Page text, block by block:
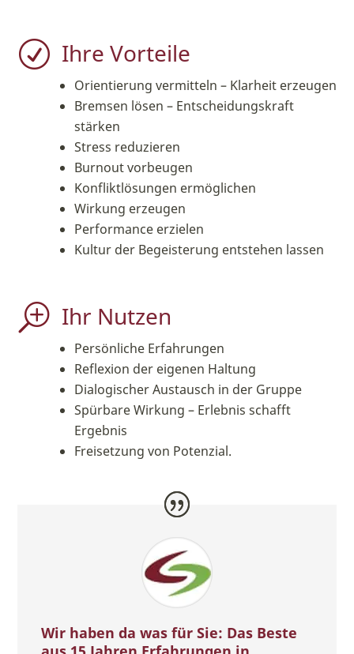
R Ihre Vorteile
Orientierung vermitteln – Klarheit erzeugen
Bremsen lösen – Entscheidungskraft
stärken
Stress reduzieren
Burnout vorbeugen
Konfliktlösungen ermöglichen
Wirkung erzeugen
Performance erzielen
Kultur der Begeisterung entstehen lassen
T Ihr Nutzen
Persönliche Erfahrungen
Reflexion der eigenen Haltung
Dialogischer Austausch in der Gruppe
Spürbare Wirkung – Erlebnis schafft
Ergebnis
Freisetzung von Potenzial.
Wir haben da was für Sie: Das Beste